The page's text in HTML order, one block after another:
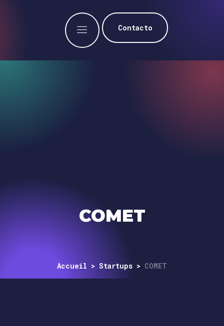
Contacto
COMET
Accueil > Startups > COMET